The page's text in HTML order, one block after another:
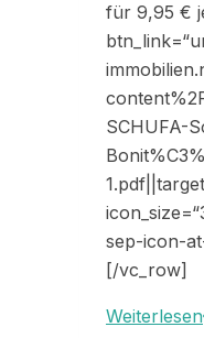
für 9,95 €
SCHUFA-
sep-icon-
[/vc_row]
Weiterlesen